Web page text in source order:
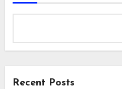
Recent Posts